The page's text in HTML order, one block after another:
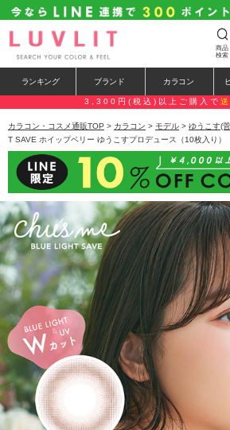
商品
検索
ランキング ブランド カラコン
3,300円(税込)以上ご購入で
カラコン・コスメ通販TOP > カラコン > モデル > ゆうこす(
T SAVE ホイップベリー ゆうこすプロデュース（10枚入り）